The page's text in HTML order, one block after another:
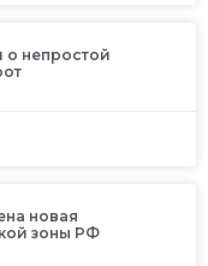
о непростой
новая
зоны РФ